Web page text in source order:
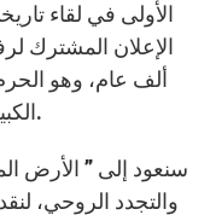
الأولى في لقاء
الإعلان المشترك
ألف عام، وهو
الكبير بين كنيسة الشرق وكنيسة الغرب.
سنعود إلى ” الأرض
والتجدد الروحي،